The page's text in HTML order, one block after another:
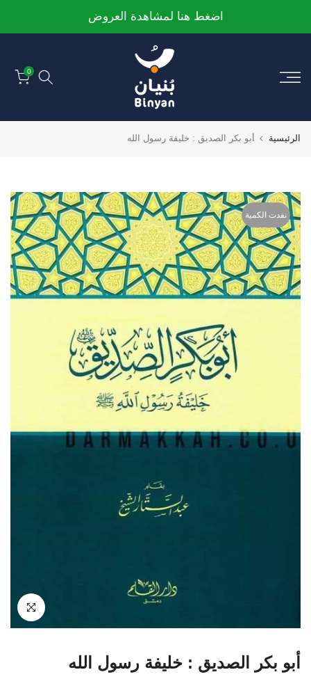
إلى
اضغط هنا لمشاهدة العروض
0
الرئيسية أبو بكر الصديق : خليفة رسول الله
نفدت الكمية
انقر للتكبير
أبو بكر الصديق : خليفة رسول الله